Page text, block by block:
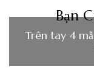
Bạn
Trên tay 4